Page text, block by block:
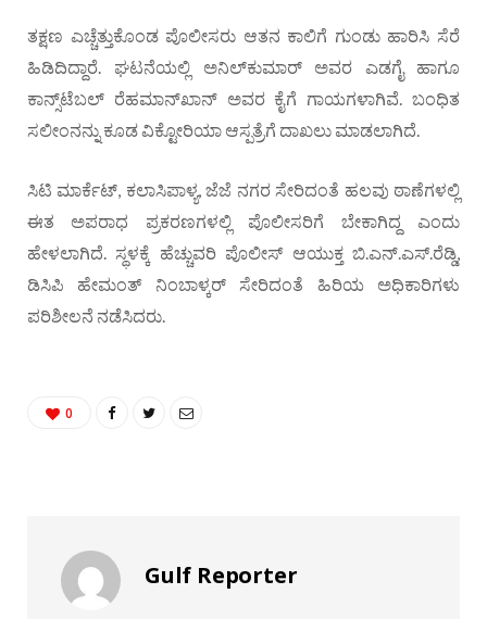
ತಕ್ಷಣ ಎಚ್ಚೆತ್ತುಕೊಂಡ ಪೊಲೀಸರು ಆತನ ಕಾಲಿಗೆ ಗುಂಡು ಹಾರಿಸಿ ಸೆರೆ
ಹಿಡಿದಿದ್ದಾರೆ. ಘಟನೆಯಲ್ಲಿ ಅನಿಲ್‌ಕುಮಾರ್ ಅವರ ಎಡಗೈ ಹಾಗೂ
ಕಾನ್ಸ್‌ಟೆಬಲ್ ರೆಹಮಾನ್‌ಖಾನ್ ಅವರ ಕೈಗೆ ಗಾಯಗಳಾಗಿವೆ. ಬಂಧಿತ
ಸಲೀಂನನ್ನು ಕೂಡ ವಿಕ್ಟೋರಿಯಾ ಆಸ್ಪತ್ರೆಗೆ ದಾಖಲು ಮಾಡಲಾಗಿದೆ.
ಸಿಟಿ ಮಾರ್ಕೆಟ್, ಕಲಾಸಿಪಾಳ್ಯ, ಜೆಜೆ ನಗರ ಸೇರಿದಂತೆ ಹಲವು ಠಾಣೆಗಳಲ್ಲಿ
ಈತ ಅಪರಾಧ ಪ್ರಕರಣಗಳಲ್ಲಿ ಪೊಲೀಸರಿಗೆ ಬೇಕಾಗಿದ್ದ ಎಂದು
ಹೇಳಲಾಗಿದೆ. ಸ್ಥಳಕ್ಕೆ ಹೆಚ್ಚುವರಿ ಪೊಲೀಸ್ ಆಯುಕ್ತ ಬಿ.ಎನ್.ಎಸ್.ರೆಡ್ಡಿ,
ಡಿಸಿಪಿ ಹೇಮಂತ್ ನಿಂಬಾಳ್ಕರ್ ಸೇರಿದಂತೆ ಹಿರಿಯ ಅಧಿಕಾರಿಗಳು
ಪರಿಶೀಲನೆ ನಡೆಸಿದರು.
0
Gulf Reporter